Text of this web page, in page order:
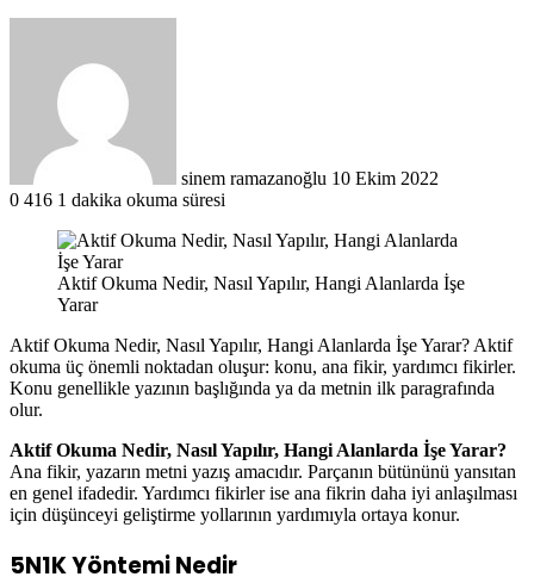
sinem ramazanoğlu 10 Ekim 2022
0 416 1 dakika okuma süresi
Aktif Okuma Nedir, Nasıl Yapılır, Hangi Alanlarda İşe
Yarar
Aktif Okuma Nedir, Nasıl Yapılır, Hangi Alanlarda İşe Yarar? Aktif
okuma üç önemli noktadan oluşur: konu, ana fikir, yardımcı fikirler.
Konu genellikle yazının başlığında ya da metnin ilk paragrafında
olur.
Aktif Okuma Nedir, Nasıl Yapılır, Hangi Alanlarda İşe Yarar?
Ana fikir, yazarın metni yazış amacıdır. Parçanın bütününü yansıtan
en genel ifadedir. Yardımcı fikirler ise ana fikrin daha iyi anlaşılması
için düşünceyi geliştirme yollarının yardımıyla ortaya konur.
5N1K Yöntemi Nedir